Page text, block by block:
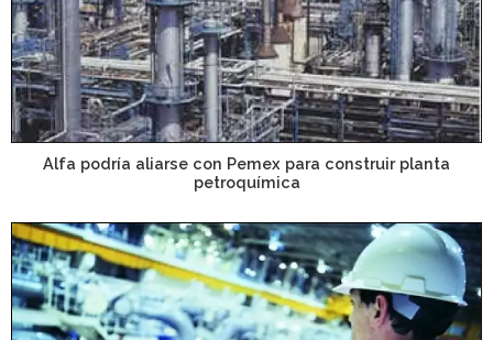
Alfa podría aliarse con Pemex para construir planta
petroquímica